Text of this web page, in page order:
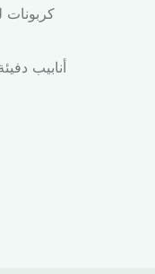
كربونات
أنابيب